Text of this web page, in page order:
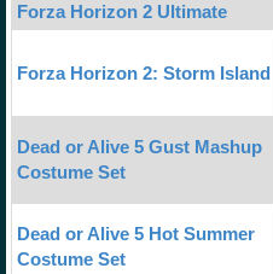
Forza Horizon 2 Ultimate
Forza Horizon 2: Storm Island
Dead or Alive 5 Gust Mashup
Costume Set
Dead or Alive 5 Hot Summer
Costume Set